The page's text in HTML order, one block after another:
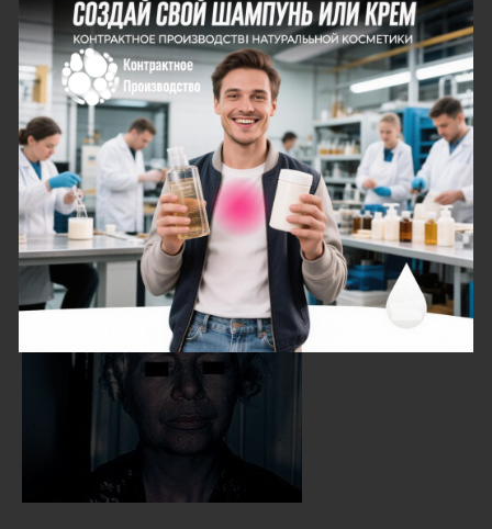
Лечение
Аргирия или аргироз – болезнь дерматологического
характера. Возникает из-за увеличенного поступления
в организм ионов серебра. Вещества откладываются
в эпидермисе. Основной признак – потемнение кожи и
слизистых. Оттенок варьируется от сине-серого до
черно-фиолетового. Окрас резко выражается на коже
лица, кистей, крупных складок.